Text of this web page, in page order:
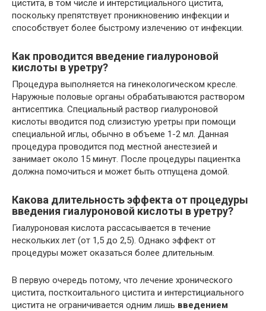
цистита, в том числе и интерстициального цистита,
поскольку препятствует проникновению инфекции и
способствует более быстрому излечению от инфекции.
Как проводится введение гиалуроновой
кислоты в уретру?
Процедура выполняется на гинекологическом кресле.
Наружные половые органы обрабатываются раствором
антисептика. Специальный раствор гиалуроновой
кислоты вводится под слизистую уретры при помощи
специальной иглы, обычно в объеме 1-2 мл. Данная
процедура проводится под местной анестезией и
занимает около 15 минут. После процедуры пациентка
должна помочиться и может быть отпущена домой.
Какова длительность эффекта от процедуры
введения гиалуроновой кислоты в уретру?
Гиалуроновая кислота рассасывается в течение
нескольких лет (от 1,5 до 2,5). Однако эффект от
процедуры может оказаться более длительным.
В первую очередь потому, что лечение хронического
цистита, посткоитального цистита и интерстициального
цистита не ограничивается одним лишь введением